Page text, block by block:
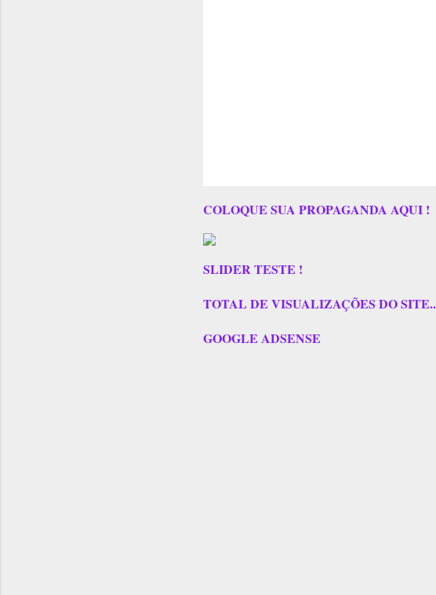
COLOQUE SUA PROPAGANDA AQUI !
SLIDER TESTE !
TOTAL DE VISUALIZAÇÕES DO
GOOGLE ADSENSE